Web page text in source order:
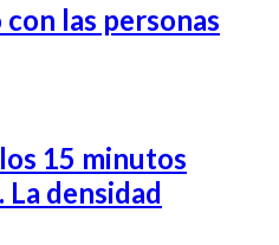
las personas
15 minutos
densidad